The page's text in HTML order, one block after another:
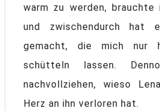
warm zu werden, brauchte
und zwischendurch hat
gemacht, die mich nur
schütteln lassen.
nachvollziehen, wieso
Herz an ihn verloren hat.